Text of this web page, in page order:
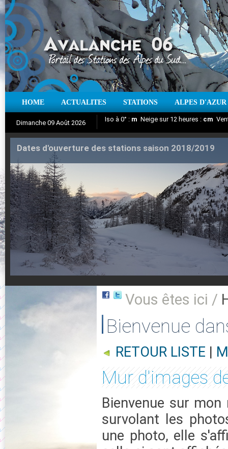
HOME ACTUALITES STATIONS ALPES D'AZUR
Dimanche 09 Août 2026
Aujourd'hui : T° Min :°CT° Max :°C |
Iso à 0° : m Neige sur 12 heures :cm
Suivez en direct l'actualité des stations
Dates d'ouverture des stations saison 2018/2019
Vous êtes ici /
Bienvenue
RETOUR LISTE |
Mur d'images
Bienvenue sur
survolant les
une photo, elle